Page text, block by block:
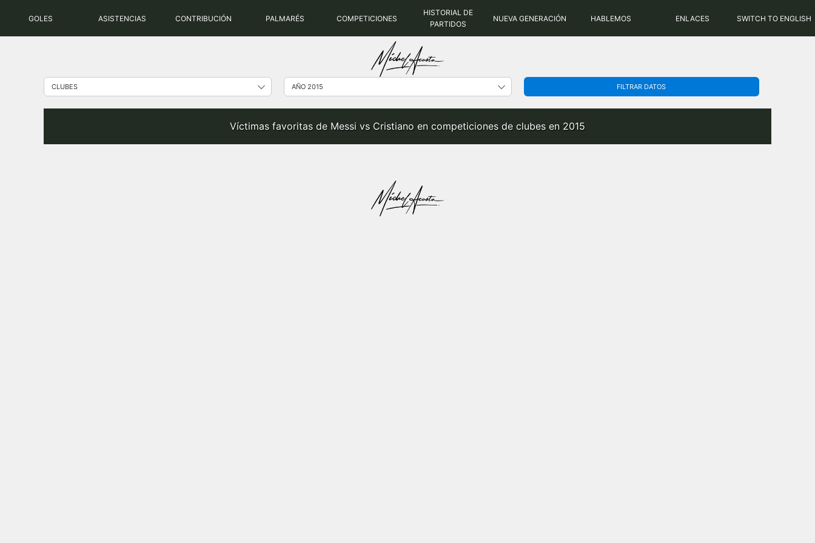
GOLES ASISTENCIAS CONTRIBUCIÓN PALMARÉS COMPETICIONES
HISTORIAL DE
PARTIDOS
NUEVA GENERACIÓN HABLEMOS ENLACES SWITCH TO ENGLISH
FILTRAR DATOS
Víctimas favoritas de Messi vs Cristiano en competiciones de clubes en 2015